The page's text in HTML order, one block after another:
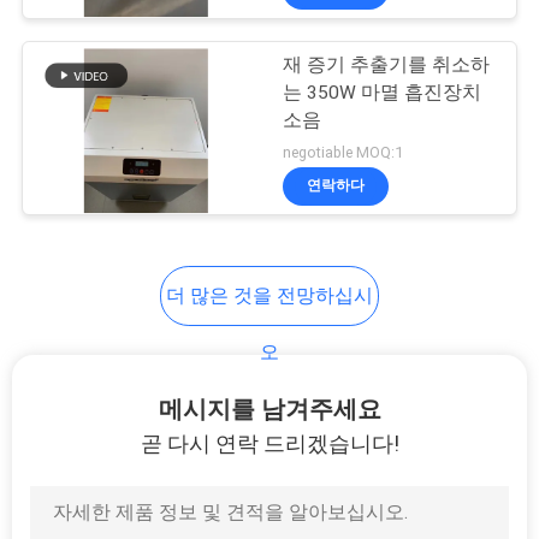
진공 증기 갈퀴
UV 공기 정제 장치
재 증기 추출기를 취소하
는 350W 마멸 흡진장치
소음
negotiable MOQ:1
연락하다
더 많은 것을 전망하십시
오
메시지를 남겨주세요
곧 다시 연락 드리겠습니다!